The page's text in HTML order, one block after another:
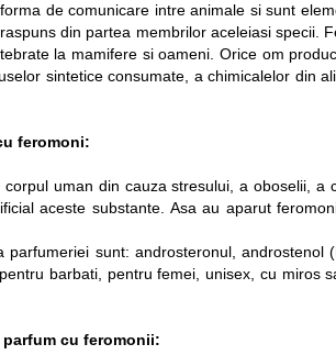
de comunicare intre animale si sunt
din partea membrilor aceleiasi specii.
la mamifere si oameni. Orice om
sintetice consumate, a chimicalelor din
feromoni:
uman din cauza stresului, a oboselii, a
aceste substante. Asa au aparut
parfumeriei sunt: androsteronul, androstenol
barbati, pentru femei, unisex, cu miros
cu feromonii: